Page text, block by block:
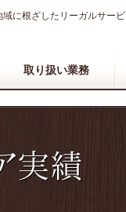
に根ざしたリーガルサー
取り扱い業務